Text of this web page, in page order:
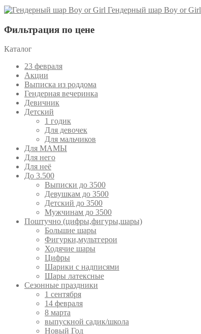
Гендерный шар Boy or Girl
Фильтрация по цене
Каталог
23 февраля
Акции
Выписка из роддома
Гендерная вечеринка
Девичник
Детский
1 годик
Для девочек
Для мальчиков
Для МАМЫ
Для него
Для неё
До 3.500
Выписки до 3500
Девушкам до 3500
Детский до 3500
Мужчинам до 3500
Поштучно (цифры,фигуры,шары)
Большие шары
Фигурки,мультгерои
Ходячие шары
Цифры
Шарики с надписями
Шары латексные
Сезонные праздники
1 сентября
14 февраля
8 марта
выпускной садик/школа
Новый Год